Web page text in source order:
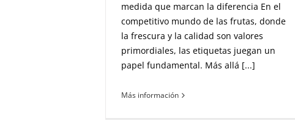
medida que marcan la diferencia En el
competitivo mundo de las frutas, donde
la frescura y la calidad son valores
primordiales, las etiquetas juegan un
papel fundamental. Más allá [...]
Más información